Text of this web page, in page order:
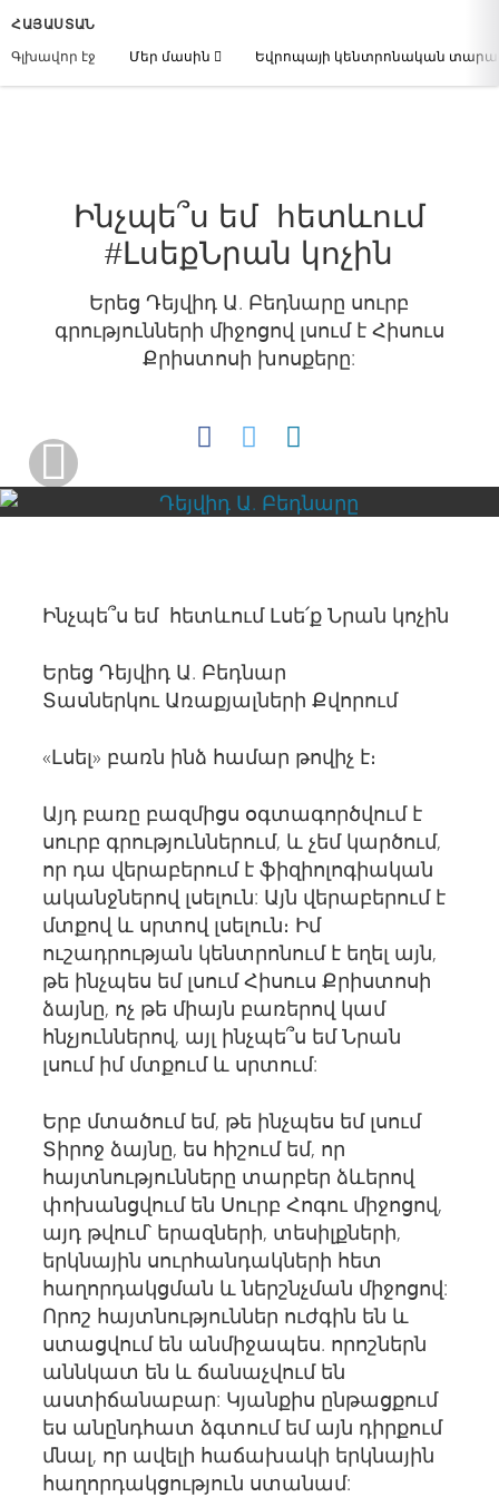
ՀԱՅԱՍՏԱՆ
Գլխավոր էջ
Մեր մասին Եվրոպայի կենտրոնական
Ինչպե՞ս եմ հետևում
#ԼսեքՆրան կոչին
Երեց Դեյվիդ Ա. Բեդնարը սուրբ
գրությունների միջոցով լսում է Հիսուս
Քրիստոսի խոսքերը:
Ինչպե՞ս եմ հետևում Լսե՛ք Նրան կոչին
Երեց Դեյվիդ Ա. Բեդնար
Տասներկու Առաքյալների Քվորում
«Լսել» բառն ինձ համար թովիչ է։
Այդ բառը բազմիցս օգտագործվում է
սուրբ գրություններում, և չեմ կարծում,
որ դա վերաբերում է ֆիզիոլոգիական
ականջներով լսելուն: Այն վերաբերում է
մտքով և սրտով լսելուն։ Իմ
ուշադրության կենտրոնում է եղել այն,
թե ինչպես եմ լսում Հիսուս Քրիստոսի
ձայնը, ոչ թե միայն բառերով կամ
հնչյուններով, այլ ինչպե՞ս եմ Նրան
լսում իմ մտքում և սրտում:
Երբ մտածում եմ, թե ինչպես եմ լսում
Տիրոջ ձայնը, ես հիշում եմ, որ
հայտնությունները տարբեր ձևերով
փոխանցվում են Սուրբ Հոգու միջոցով,
այդ թվում՝ երազների, տեսիլքների,
երկնային սուրհանդակների հետ
հաղորդակցման և ներշնչման միջոցով:
Որոշ հայտնություններ ուժգին են և
ստացվում են անմիջապես. որոշներն
աննկատ են և ճանաչվում են
աստիճանաբար: Կյանքիս ընթացքում
ես անընդհատ ձգտում եմ այն դիրքում
մնալ, որ ավելի հաճախակի երկնային
հաղորդակցություն ստանամ: